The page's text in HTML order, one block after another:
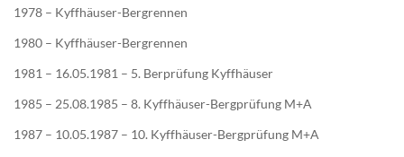
1978 – Kyffhäuser-Bergrennen
1980 – Kyffhäuser-Bergrennen
1981 – 16.05.1981 – 5. Berprüfung Kyffhäuser
1985 – 25.08.1985 – 8. Kyffhäuser-Bergprüfung M+A
1987 – 10.05.1987 – 10. Kyffhäuser-Bergprüfung M+A